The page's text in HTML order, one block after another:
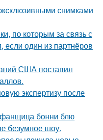
снимками
по которым за связь с
если один из партнёров
США поставил
экспертизу после
бонни блю
безумное шоу.